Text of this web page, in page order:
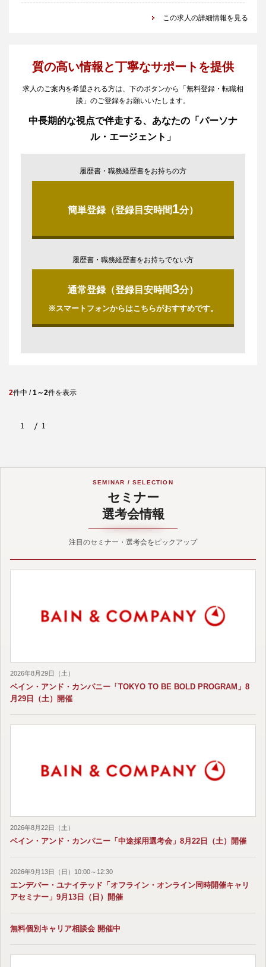
この求人の詳細情報を見る
質の高い情報と丁寧なサポートを提供
求人のご案内を希望される方は、下のボタンから「無料登録・転職相
談」のご登録をお願いいたします。
中長期的な視点で伴走する、あなたの「パーソナ
ル・エージェント」
履歴書・職務経歴書をお持ちの方
簡単登録（登録目安時間1分）
履歴書・職務経歴書をお持ちでない方
通常登録（登録目安時間3分）
※スマートフォンからはこちらがおすすめです。
2件中 /1～2件を表示
1 1
SEMINAR / SELECTION
セミナー
選考会情報
注目のセミナー・選考会をピックアップ
2026年8月29日（土）
ベイン・アンド・カンパニー「TOKYO TO BE BOLD PROGRAM」8
月29日（土）開催
2026年8月22日（土）
ベイン・アンド・カンパニー「中途採用選考会」8月22日（土）開催
2026年9月13日（日）10:00～12:30
エンデバー・ユナイテッド「オフライン・オンライン同時開催キャリ
アセミナー」9月13日（日）開催
無料個別キャリア相談会 開催中